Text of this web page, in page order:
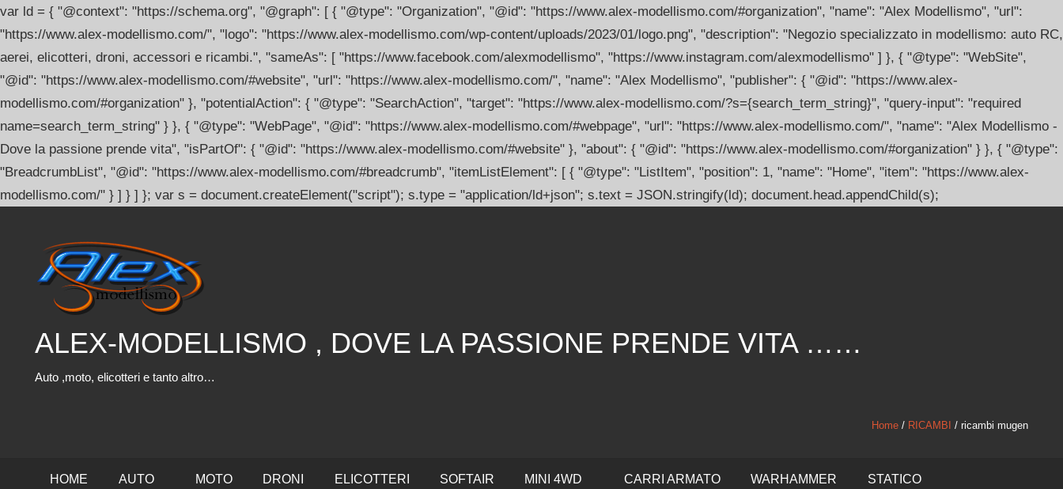
var ld = { "@context": "https://schema.org", "@graph": [ { "@type": "Organization", "@id": "https://www.alex-modellismo.com/#organization", "name": "Alex Modellismo", "url":
"https://www.alex-modellismo.com/", "logo": "https://www.alex-modellismo.com/wp-content/uploads/2023/01/logo.png", "description": "Negozio specializzato in modellismo: auto RC,
aerei, elicotteri, droni, accessori e ricambi.", "sameAs": [ "https://www.facebook.com/alexmodellismo", "https://www.instagram.com/alexmodellismo" ] }, { "@type": "WebSite",
"@id": "https://www.alex-modellismo.com/#website", "url": "https://www.alex-modellismo.com/", "name": "Alex Modellismo", "publisher": { "@id": "https://www.alex-
modellismo.com/#organization" }, "potentialAction": { "@type": "SearchAction", "target": "https://www.alex-modellismo.com/?s={search_term_string}", "query-input": "required
name=search_term_string" } }, { "@type": "WebPage", "@id": "https://www.alex-modellismo.com/#webpage", "url": "https://www.alex-modellismo.com/", "name": "Alex Modellismo -
Dove la passione prende vita", "isPartOf": { "@id": "https://www.alex-modellismo.com/#website" }, "about": { "@id": "https://www.alex-modellismo.com/#organization" } }, { "@type":
"BreadcrumbList", "@id": "https://www.alex-modellismo.com/#breadcrumb", "itemListElement": [ { "@type": "ListItem", "position": 1, "name": "Home", "item": "https://www.alex-
modellismo.com/" } ] } ] }; var s = document.createElement("script"); s.type = "application/ld+json"; s.text = JSON.stringify(ld); document.head.appendChild(s);
contenuto
ALEX-MODELLISMO , DOVE LA PASSIONE PRENDE VITA ……
Auto ,moto, elicotteri e tanto altro…
Home / RICAMBI / ricambi mugen
HOME AUTO MOTO DRONI ELICOTTERI SOFTAIR MINI 4WD CARRI ARMATO WARHAMMER STATICO